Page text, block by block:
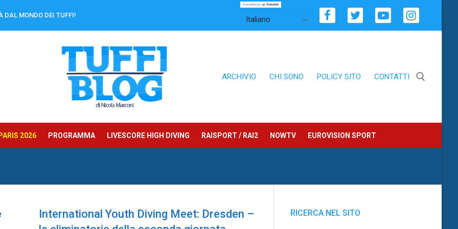
DAL MONDO DEI TUFFI!
ARCHIVIO CHI SONO POLICY SITO CONTATTI
2026 PROGRAMMA LIVESCORE HIGH DIVING RAISPORT / RAI2 NOWTV EUROVISION SPORT
International Youth Diving Meet: Dresden –
RICERCA NEL SITO